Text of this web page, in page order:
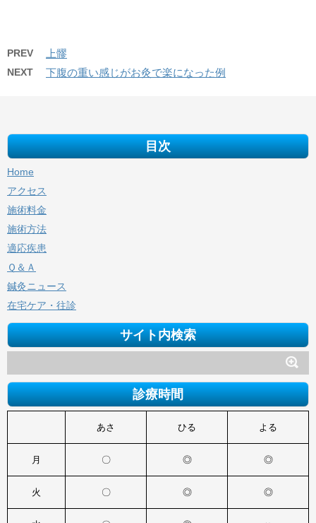
PREV 上髎
NEXT 下腹の重い感じがお灸で楽になった例
目次
Home
アクセス
施術料金
施術方法
適応疾患
Ｑ＆Ａ
鍼灸ニュース
在宅ケア・往診
サイト内検索
診療時間
あさ ひる よる
月 〇 ◎ ◎
火 〇 ◎ ◎